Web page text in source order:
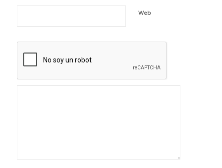
Web